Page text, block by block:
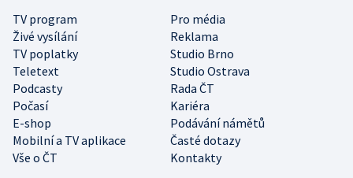
TV program
Pro média
Živé vysílání
Reklama
TV poplatky
Studio Brno
Teletext
Studio Ostrava
Podcasty
Rada ČT
Počasí
Kariéra
E-shop
Podávání námětů
Mobilní a TV aplikace
Časté dotazy
Vše o ČT
Kontakty